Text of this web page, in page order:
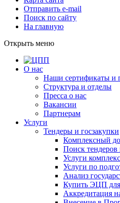
Отправить e-mail
Поиск по сайту
На главную
Открыть меню
О нас
Наши сертификаты и
Структура и отделы
Пресса о нас
Вакансии
Партнерам
Услуги
Тендеры и госзакупки
Комплексный
Поиск
Услуги
Услуги по
Анализ
Купить ЭЦП для
Аккредитация